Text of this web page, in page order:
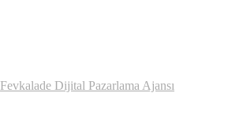
Fevkalade Dijital Pazarlama Ajansı